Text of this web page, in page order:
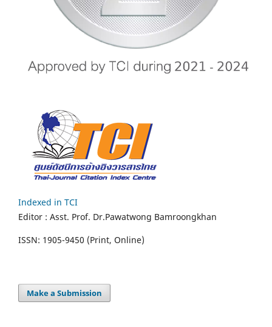
Indexed in TCI
Editor : Asst. Prof. Dr.Pawatwong Bamroongkhan
ISSN: 1905-9450 (Print, Online)
Make a Submission